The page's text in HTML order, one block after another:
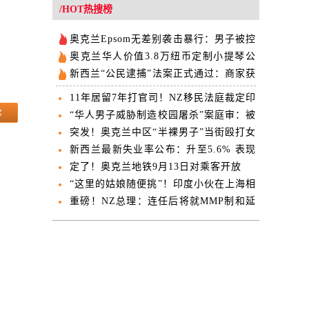
欢迎
/HOT热搜榜
奥克兰Epsom无差别袭击暴行：男子被控
14项罪名
奥克兰华人价值3.8万纽币定制小提琴公
交失窃 失主公开求助
新西兰“公民逮捕”法案正式通过：商家获
得“现场抓人”权
11年居留7年打官司！NZ移民法庭裁定印
度男子必须离境
“华人男子威胁制造校园屠杀”案庭审：被
告母亲当庭翻供
突发！奥克兰中区“半裸男子”当街殴打女
子！劫车撞向路人！5人受伤，一人伤势
危急！
新西兰最新失业率公布：升至5.6% 表现
逊于市场预期
定了！奥克兰地铁9月13日对乘客开放
“这里的姑娘随便挑”！印度小伙在上海相
亲角说，“我是印度高种姓”
重磅！NZ总理：连任后将就MMP制和延
长国会任期举行公投